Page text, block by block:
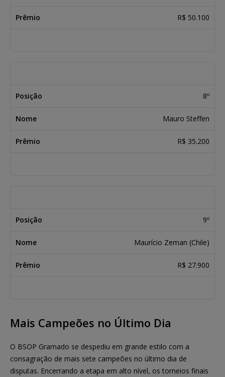
R$ 50.100
8º
Mauro Steffen
R$ 35.200
9º
Maurício Zeman (Chile)
R$ 27.900
Mais Campeões no Último Dia
O BSOP Gramado se despediu em grande estilo com a
consagração de mais sete campeões no último dia de
disputas. Encerrando a etapa em alto nível, os torneios finais